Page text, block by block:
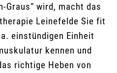
Graus“ wird, macht das
Leinefelde Sie fit
einstündigen Einheit
kennen und
richtige Heben von